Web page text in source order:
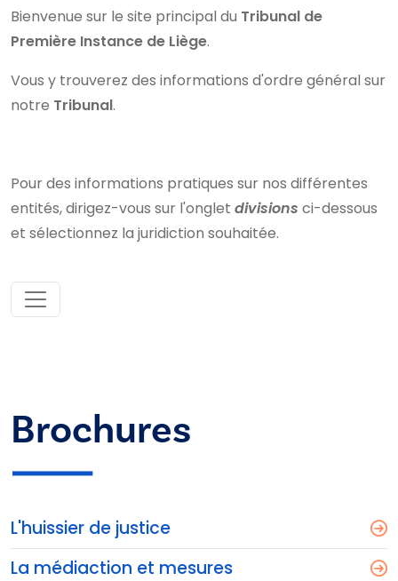
Bienvenue sur le site principal du Tribunal de
Première Instance de Liège.
Vous y trouverez des informations d'ordre général sur
notre Tribunal.
Pour des informations pratiques sur nos différentes
entités, dirigez-vous sur l'onglet divisions ci-dessous
et sélectionnez la juridiction souhaitée.
Brochures
L'huissier de justice
La médiaction et mesures